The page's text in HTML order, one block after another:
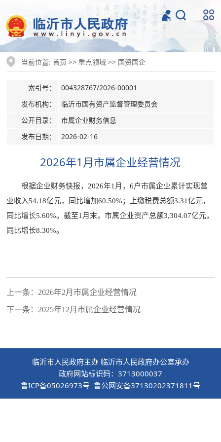
当前位置:首页 >>重点领域 >> 国资国企
索引号：
004328767/2026-00001
发布机构：
临沂市国有资产监督管理委员会
公开目录：
市属企业财务信息
发布日期：
2026-02-16
2026年1月市属企业经营情况
根据企业财务快报，2026年1月，6户市属企业累计实现营
业收入54.18亿元，同比增加60.50%；上缴税费总额3.31亿元，
同比增长5.60%。截至1月末，市属企业资产总额3,304.07亿元，
同比增长8.30%。
上一条：2026年2月市属企业经营情况
下一条：2025年12月市属企业经营情况
临沂市人民政府主办 临沂市人民政府办公室承办
政府网站标识码：3713000037
鲁ICP备05026973号 鲁公网安备37130202371811号